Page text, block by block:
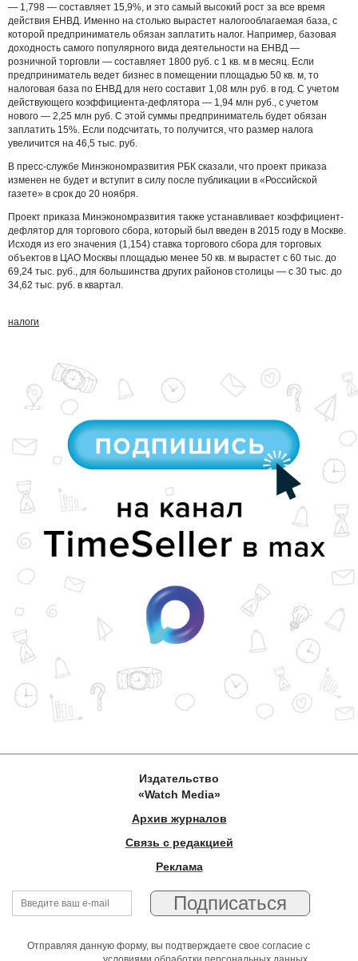
— 1,798 — составляет 15,9%, и это самый высокий рост за все время
действия ЕНВД. Именно на столько вырастет налогооблагаемая база, с
которой предприниматель обязан заплатить налог. Например, базовая
доходность самого популярного вида деятельности на ЕНВД —
розничной торговли — составляет 1800 руб. с 1 кв. м в месяц. Если
предприниматель ведет бизнес в помещении площадью 50 кв. м, то
налоговая база по ЕНВД для него составит 1,08 млн руб. в год. С учетом
действующего коэффициента-дефлятора — 1,94 млн руб., с учетом
нового — 2,25 млн руб. С этой суммы предприниматель будет обязан
заплатить 15%. Если подсчитать, то получится, что размер налога
увеличится на 46,5 тыс. руб.
В пресс-службе Минэкономразвития РБК сказали, что проект приказа
изменен не будет и вступит в силу после публикации в «Российской
газете» в срок до 20 ноября.
Проект приказа Минэкономразвития также устанавливает коэффициент-
дефлятор для торгового сбора, который был введен в 2015 году в Москве.
Исходя из его значения (1,154) ставка торгового сбора для торговых
объектов в ЦАО Москвы площадью менее 50 кв. м вырастет с 60 тыс. до
69,24 тыс. руб., для большинства других районов столицы — с 30 тыс. до
34,62 тыс. руб. в квартал.
налоги
Издательство
«Watch Media»
Архив журналов
Связь с редакцией
Реклама
Отправляя данную форму, вы подтверждаете свое согласие с